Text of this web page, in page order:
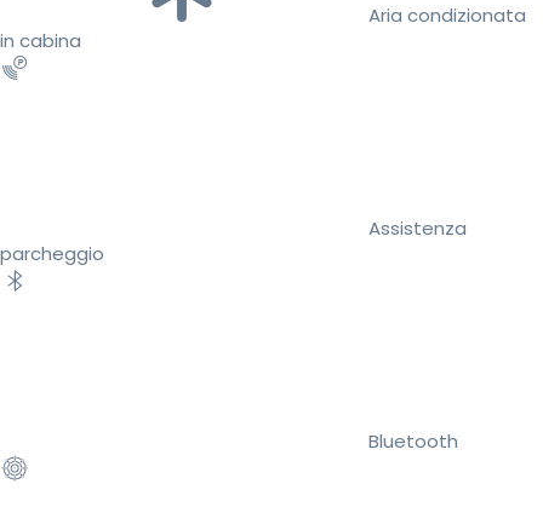
Aria condizionata
in cabina
Assistenza
parcheggio
Bluetooth